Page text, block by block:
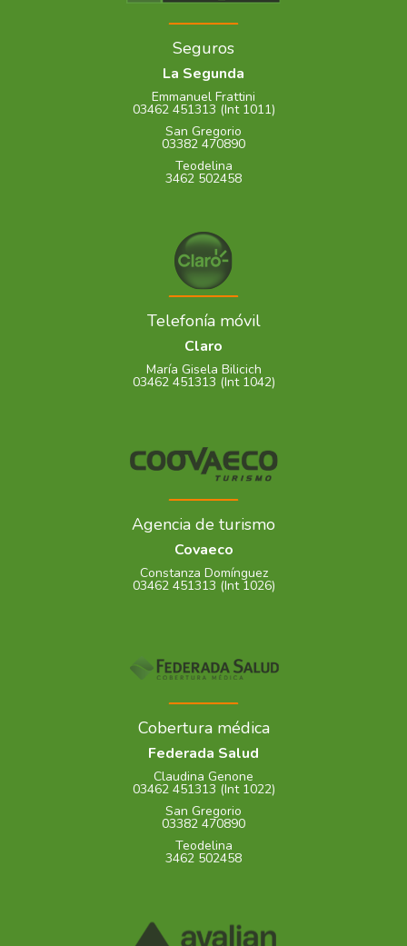
Seguros
La Segunda
Emmanuel Frattini
03462 451313 (Int 1011)
San Gregorio
03382 470890
Teodelina
3462 502458
Telefonía móvil
Claro
María Gisela Bilicich
03462 451313 (Int 1042)
Agencia de turismo
Covaeco
Constanza Domínguez
03462 451313 (Int 1026)
Cobertura médica
Federada Salud
Claudina Genone
03462 451313 (Int 1022)
San Gregorio
03382 470890
Teodelina
3462 502458